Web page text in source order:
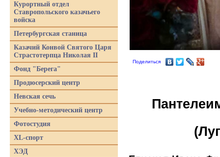
Поделиться
Курортный отдел
Ставропольского казачьего
войска
Петербургская станица
Казачий Конвой Святого Царя
Страстотерпца Николая II
Фонд "Берега"
Продюсерский центр
Невская сечь
Учебно-методический центр
Фотостудия
XL-спорт
ХЭД